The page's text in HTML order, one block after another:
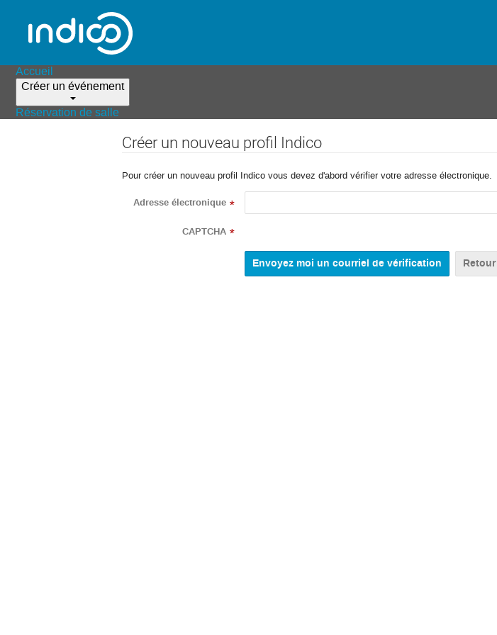
Accueil
Créer un événement
Réservation de salle
Créer un nouveau profil Indico
Pour créer un nouveau profil Indico vous devez d'abord vérifier votre adresse électronique.
Adresse électronique *
CAPTCHA *
Retour